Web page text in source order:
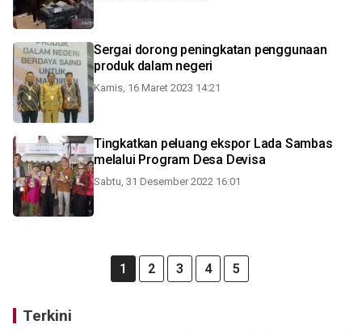
Sergai dorong peningkatan penggunaan
produk dalam negeri
Kamis, 16 Maret 2023 14:21
Tingkatkan peluang ekspor Lada Sambas
melalui Program Desa Devisa
Sabtu, 31 Desember 2022 16:01
1 2 3 4 5
Terkini